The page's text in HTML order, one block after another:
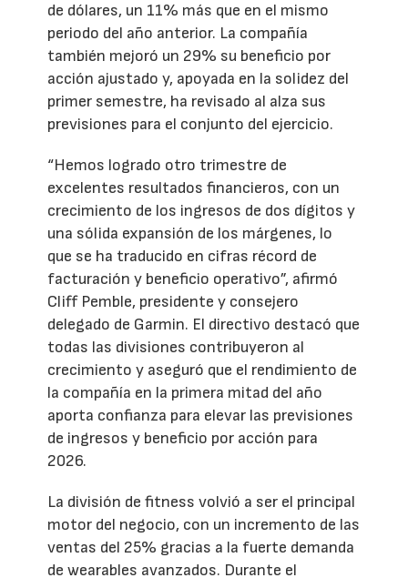
de dólares, un 11% más que en el mismo
periodo del año anterior. La compañía
también mejoró un 29% su beneficio por
acción ajustado y, apoyada en la solidez del
primer semestre, ha revisado al alza sus
previsiones para el conjunto del ejercicio.
“Hemos logrado otro trimestre de
excelentes resultados financieros, con un
crecimiento de los ingresos de dos dígitos y
una sólida expansión de los márgenes, lo
que se ha traducido en cifras récord de
facturación y beneficio operativo”, afirmó
Cliff Pemble, presidente y consejero
delegado de Garmin. El directivo destacó que
todas las divisiones contribuyeron al
crecimiento y aseguró que el rendimiento de
la compañía en la primera mitad del año
aporta confianza para elevar las previsiones
de ingresos y beneficio por acción para
2026.
La división de fitness volvió a ser el principal
motor del negocio, con un incremento de las
ventas del 25% gracias a la fuerte demanda
de wearables avanzados. Durante el